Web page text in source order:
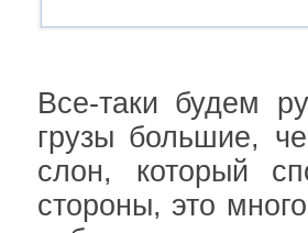
Все-таки будем
грузы большие,
слон, который
стороны, это